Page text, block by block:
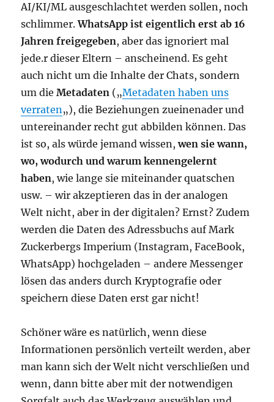
AI/KI/ML ausgeschlachtet werden sollen, noch
schlimmer.WhatsApp ist eigentlich erst ab 16
Jahren freigegeben, aber das ignoriert mal
jede.r dieser Eltern – anscheinend. Es geht
auch nicht um die Inhalte der Chats, sondern
um dieMetadaten („Metadaten haben uns
verraten„), die Beziehungen zueinenader und
untereinander recht gut abbilden können. Das
ist so, als würde jemand wissen,wen sie wann,
wo, wodurch und warum kennengelernt
haben, wie lange sie miteinander quatschen
usw. – wir akzeptieren das in der analogen
Welt nicht, aber in der digitalen? Ernst? Zudem
werden die Daten des Adressbuchs auf Mark
Zuckerbergs Imperium (Instagram, FaceBook,
WhatsApp) hochgeladen – andere Messenger
lösen das anders durch Kryptografie oder
speichern diese Daten erst gar nicht!
Schöner wäre es natürlich, wenn diese
Informationen persönlich verteilt werden, aber
man kann sich der Welt nicht verschließen und
wenn, dann bitte aber mit der notwendigen